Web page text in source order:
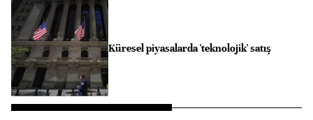
Küresel piyasalarda 'teknolojik' satış